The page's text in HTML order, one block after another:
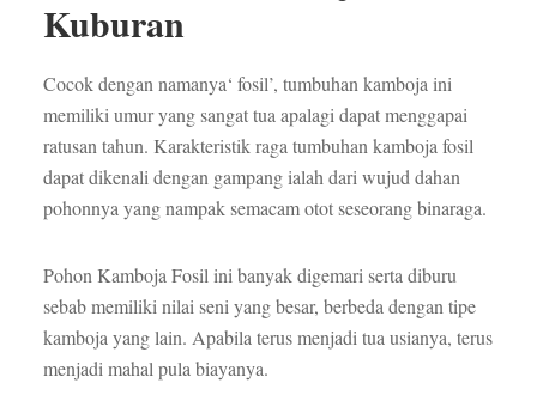
Kuburan
Cocok dengan namanya‘ fosil’, tumbuhan kamboja ini
memiliki umur yang sangat tua apalagi dapat menggapai
ratusan tahun. Karakteristik raga tumbuhan kamboja fosil
dapat dikenali dengan gampang ialah dari wujud dahan
pohonnya yang nampak semacam otot seseorang binaraga.
Pohon Kamboja Fosil ini banyak digemari serta diburu
sebab memiliki nilai seni yang besar, berbeda dengan tipe
kamboja yang lain. Apabila terus menjadi tua usianya, terus
menjadi mahal pula biayanya.